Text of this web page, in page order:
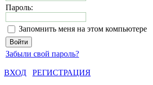
Пароль:
Запомнить меня на этом компьютере
Забыли свой пароль?
ВХОД
РЕГИСТРАЦИЯ